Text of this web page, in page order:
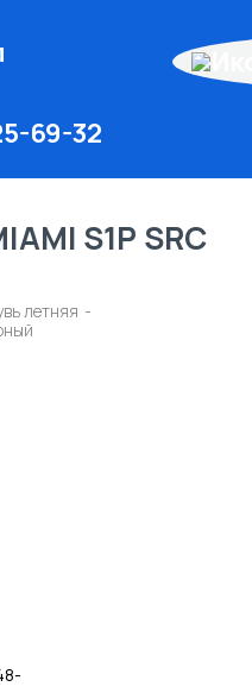
69-32
S1P SRC
летняя
-